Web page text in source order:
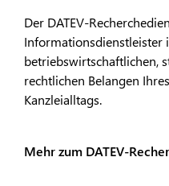
Der DATEV-
Informationsdienstleister
betriebswirtschaftlichen,
rechtlichen Belangen
Kanzleialltags.
Mehr zum DATEV-